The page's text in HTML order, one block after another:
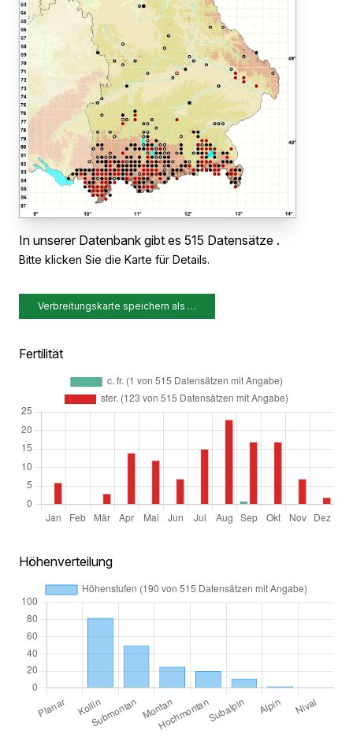
In unserer Datenbank gibt es 515 Datensätze .
Bitte klicken Sie die Karte für Details.
Verbreitungskarte speichern als …
Fertilität
Höhenverteilung